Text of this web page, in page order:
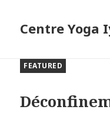
Centre Yoga
FEATURED